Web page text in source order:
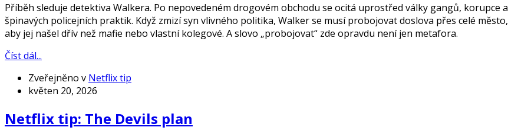
Příběh sleduje detektiva Walkera. Po nepovedeném drogovém obchodu se ocitá uprostřed války gangů, korupce a
špinavých policejních praktik. Když zmizí syn vlivného politika, Walker se musí probojovat doslova přes celé město,
aby jej našel dřív než mafie nebo vlastní kolegové. A slovo „probojovat“ zde opravdu není jen metafora.
Číst dál...
Zveřejněno v Netflix tip
květen 20, 2026
Netflix tip: The Devils plan